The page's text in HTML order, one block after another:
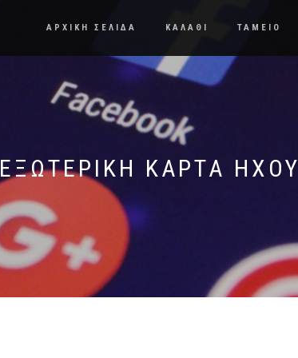
ΑΡΧΙΚΗ ΣΕΛΙΔΑ ΚΑΛΑΘΙ ΤΑΜΕΙΟ
ΕΞΩΤΕΡΙΚΉ ΚΆΡΤΑ ΉΧΟΥ